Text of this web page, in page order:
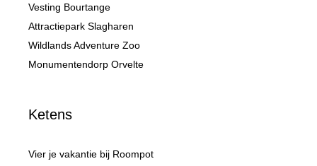
Vesting Bourtange
Attractiepark Slagharen
Wildlands Adventure Zoo
Monumentendorp Orvelte
Ketens
Vier je vakantie bij Roompot